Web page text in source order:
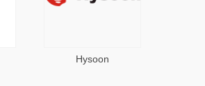
Hysoon